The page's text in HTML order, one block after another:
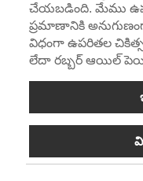
చేయబడింది. మేము
ప్రమాణానికి
విధంగా ఉపరితల
లేదా రబ్బర్ ఆయిల్